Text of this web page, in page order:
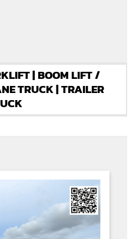
| BOOM LIFT /
TRUCK | TRAILER